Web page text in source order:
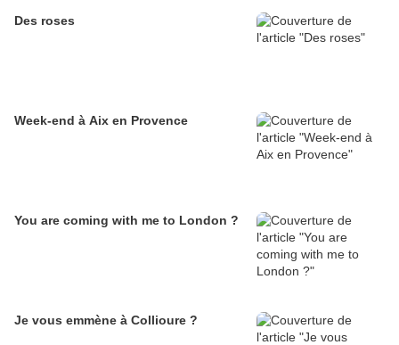
Des roses
Week-end à Aix en Provence
You are coming with me to London ?
Je vous emmène à Collioure ?